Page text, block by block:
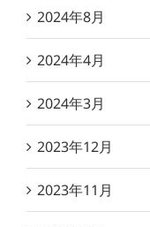
2024年8月
2024年4月
2024年3月
2023年12月
2023年11月